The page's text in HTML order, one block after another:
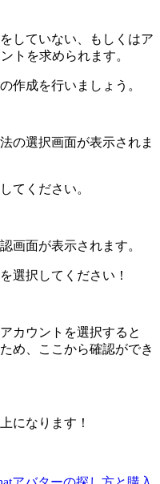
していない、もしくはア
トを求められます。
作成を行いましょう。
の選択画面が表示されま
てください。
画面が表示されます。
を選択してください！
カウントを選択すると
め、ここから確認ができ
になります！